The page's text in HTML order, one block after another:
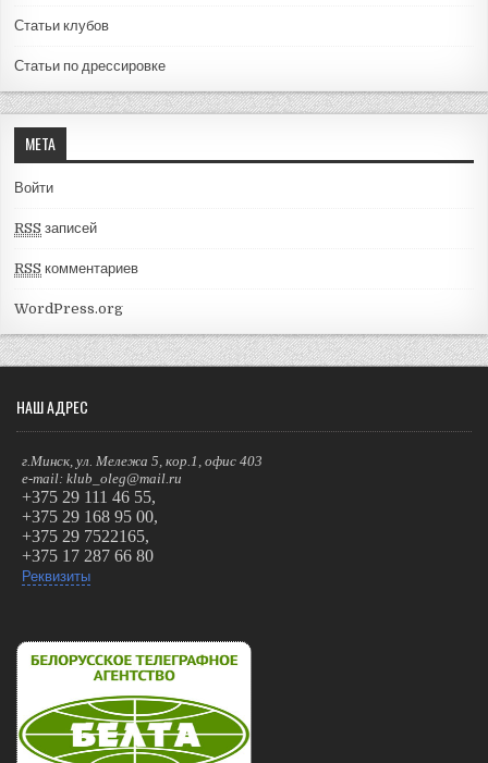
Статьи клубов
Статьи по дрессировке
МЕТА
Войти
RSS записей
RSS комментариев
WordPress.org
НАШ АДРЕС
г.Минск, ул. Мележа 5, кор.1, офис 403
e-mail: klub_oleg@mail.ru
+375 29 111 46 55,
+375 29 168 95 00,
+375 29 7522165,
+375 17 287 66 80
Реквизиты